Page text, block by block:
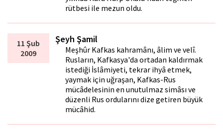
rütbesi ile mezun oldu.
11 Şub
2009
Şeyh Şamil
Meşhûr Kafkas kahramânı, âlim ve velî.
Rusların, Kafkasya'da ortadan kaldırmak
istediği İslâmiyeti, tekrar ihyâ etmek,
yaymak için uğraşan, Kafkas-Rus
mücâdelesinin en unutulmaz simâsı ve
düzenli Rus ordularını dize getiren büyük
mücâhid.